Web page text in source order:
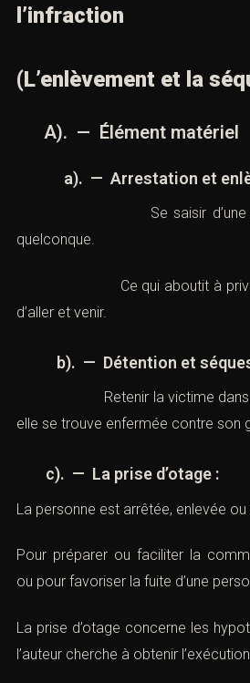
l’infraction
(L’enlèvement et la
A). — Élément matériel
a). — Arrestation et
Se saisir d’une
quelconque.
Ce qui aboutit à priver
d’aller et venir.
b). — Détention et
Retenir la victime dans un
où elle se trouve enfermée contre
c). — La prise d’otage :
La personne est arrêtée, enlevée ou
Pour préparer ou faciliter la
ou pour favoriser la fuite d’une
La prise d’otage concerne
lesquelles l’auteur cherche à obtenir